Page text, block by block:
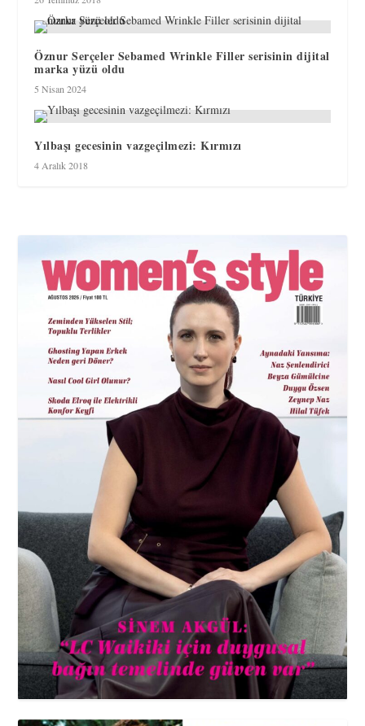
Öznur Serçeler Sebamed Wrinkle Filler serisinin dijital
marka yüzü oldu
5 Nisan 2024
Yılbaşı gecesinin vazgeçilmezi: Kırmızı
4 Aralık 2018